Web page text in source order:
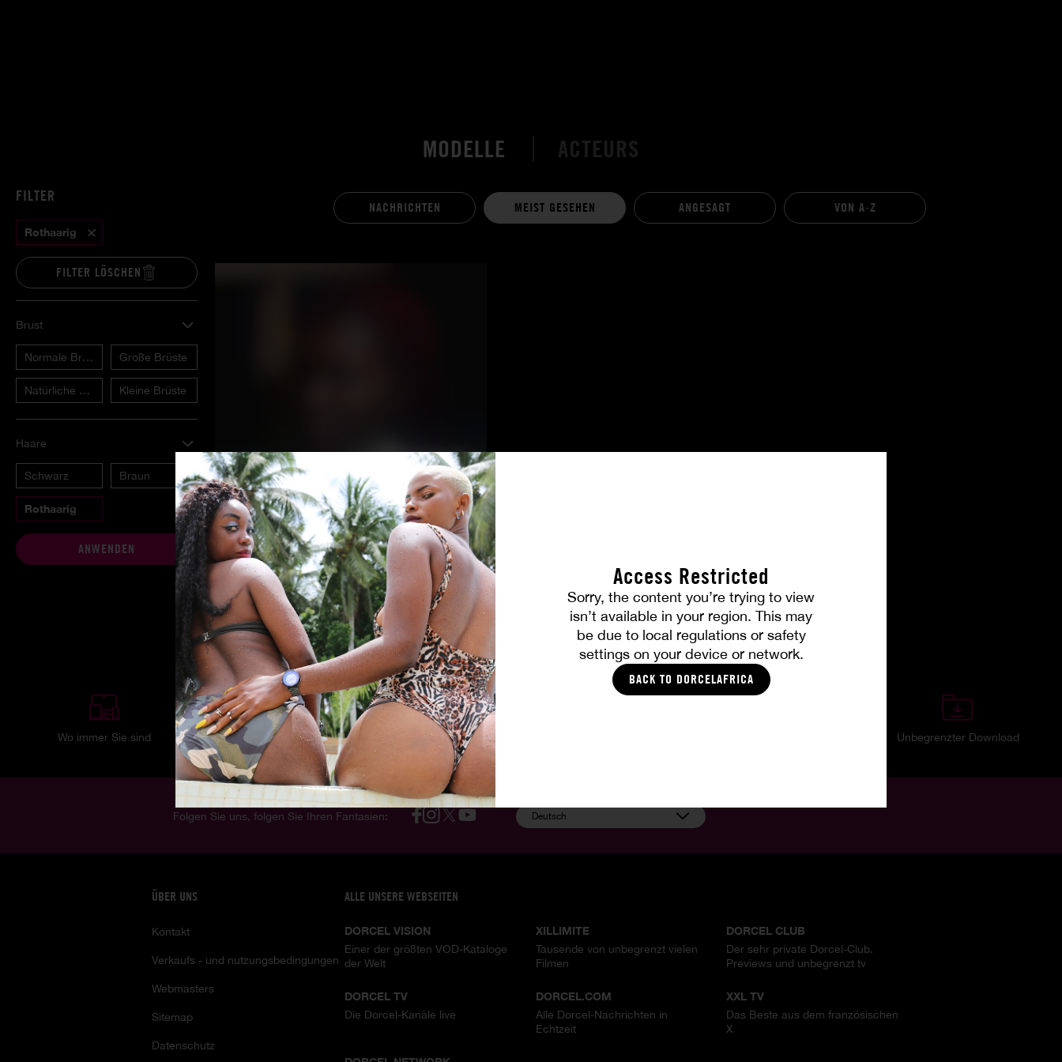
Access Restricted
Sorry, the content you’re trying to view
isn’t available in your region. This may
be due to local regulations or safety
settings on your device or network.
BACK TO DORCELAFRICA
MODELLE ACTEURS
FILTER
Rothaarig
FILTER LÖSCHEN
Brust
Normale Brüste Große Brüste
Natürliche Brüste Kleine Brüste
Haare
Schwarz Braun
Rothaarig
ANWENDEN
NACHRICHTEN MEIST GESEHEN ANGESAGT VON A-Z
Ihre Mitgliedervorteile
Wo immer Sie sind 4K Ultra HD Diskrete Zahlung Unbegrenzter Download
Folgen Sie uns, folgen Sie Ihren Fantasien: Deutsch
ÜBER UNS
Kontakt
Verkaufs - und nutzungsbedingungen
Webmasters
Sitemap
Datenschutz
ALLE UNSERE WEBSEITEN
DORCEL VISION
Einer der größten VOD-Kataloge
der Welt
XILLIMITE
Tausende von unbegrenzt vielen
Filmen
DORCEL CLUB
Der sehr private Dorcel-Club.
Previews und unbegrenzt tv
DORCEL TV
Die Dorcel-Kanäle live
DORCEL.COM
Alle Dorcel-Nachrichten in
Echtzeit
XXL TV
Das Beste aus dem französischen
X